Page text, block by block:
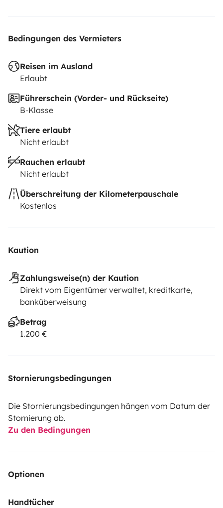
Bedingungen des Vermieters
Reisen im Ausland
Erlaubt
Führerschein (Vorder- und Rückseite)
B-Klasse
Tiere erlaubt
Nicht erlaubt
Rauchen erlaubt
Nicht erlaubt
Überschreitung der Kilometerpauschale
Kostenlos
Kaution
Zahlungsweise(n) der Kaution
Direkt vom Eigentümer verwaltet, kreditkarte,
banküberweisung
Betrag
1.200 €
Stornierungsbedingungen
Die Stornierungsbedingungen hängen vom Datum der
Stornierung ab.
Zu den Bedingungen
Optionen
Handtücher